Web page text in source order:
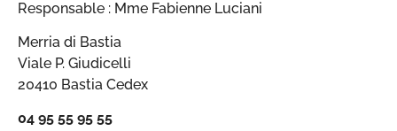
Responsable : Mme Fabienne Luciani
Merria di Bastia
Viale P. Giudicelli
20410 Bastia Cedex
04 95 55 95 55